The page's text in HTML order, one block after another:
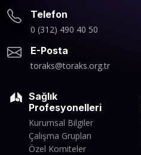
Telefon
0 (312) 490 40 50
E-Posta
toraks@toraks.org.tr
Sağlık
Profesyonelleri
Kurumsal Bilgiler
Çalışma Grupları
Özel Komiteler